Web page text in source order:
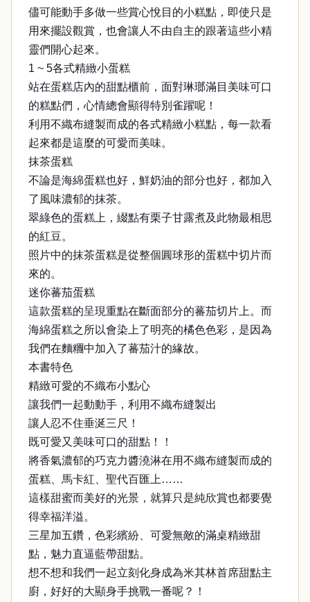
儘可能動手多做一些賞心悅目的小糕點，即使只是
用來擺設觀賞，也會讓人不由自主的跟著這些小精
靈們開心起來。
1 ~ 5各式精緻小蛋糕
站在蛋糕店內的甜點櫃前，面對琳瑯滿目美味可口
的糕點們，心情總會顯得特別雀躍呢！
利用不織布縫製而成的各式精緻小糕點，每一款看
起來都是這麼的可愛而美味。
抹茶蛋糕
不論是海綿蛋糕也好，鮮奶油的部分也好，都加入
了風味濃郁的抹茶。
翠綠色的蛋糕上，綴點有栗子甘露煮及此物最相思
的紅豆。
照片中的抹茶蛋糕是從整個圓球形的蛋糕中切片而
來的。
迷你蕃茄蛋糕
這款蛋糕的呈現重點在斷面部分的蕃茄切片上。而
海綿蛋糕之所以會染上了明亮的橘色色彩，是因為
我們在麵糰中加入了蕃茄汁的緣故。
本書特色
精緻可愛的不織布小點心
讓我們一起動動手，利用不織布縫製出
讓人忍不住垂涎三尺！
既可愛又美味可口的甜點！！
將香氣濃郁的巧克力醬澆淋在用不織布縫製而成的
蛋糕、馬卡紅、聖代百匯上……
這樣甜蜜而美好的光景，就算只是純欣賞也都要覺
得幸福洋溢。
三星加五鑽，色彩繽紛、可愛無敵的滿桌精緻甜
點，魅力直逼藍帶甜點。
想不想和我們一起立刻化身成為米其林首席甜點主
廚，好好的大顯身手挑戰一番呢？！